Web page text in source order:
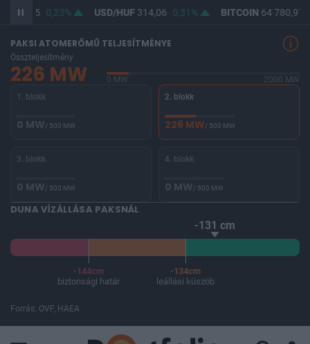
362,55 0,23% USD/HUF314,06 0,31% BITCOIN 64 780,97
PAKSI ATOMERŐMŰ TELJESÍTMÉNYE
Összteljesítmény
226 MW 0 MW
2000 MW
1. blokk
0 MW/ 500 MW
2. blokk
226 MW/ 500 MW
3. blokk
0 MW/ 500 MW
4. blokk
0 MW/ 500 MW
DUNA VÍZÁLLÁSA PAKSNÁL
-131 cm
-144cm
biztonsági határ
-134cm
leállási küszöb
Forrás: OVF, HAEA